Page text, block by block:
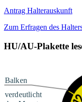
Antrag Halterauskunft
Zum Erfragen des
HU/AU-Plakette